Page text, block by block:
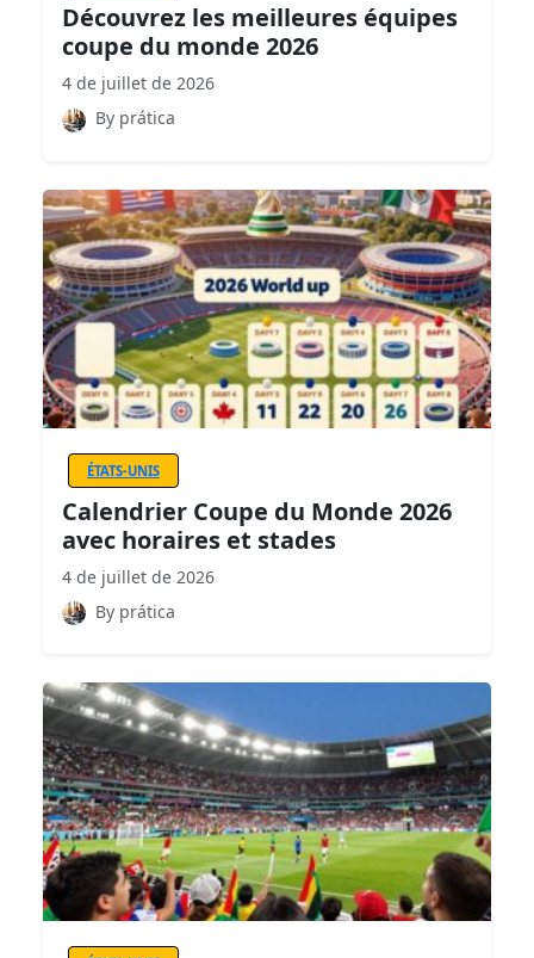
Découvrez les meilleures équipes
coupe du monde 2026
4 de juillet de 2026
By prática
ÉTATS-UNIS
Calendrier Coupe du Monde 2026
avec horaires et stades
4 de juillet de 2026
By prática